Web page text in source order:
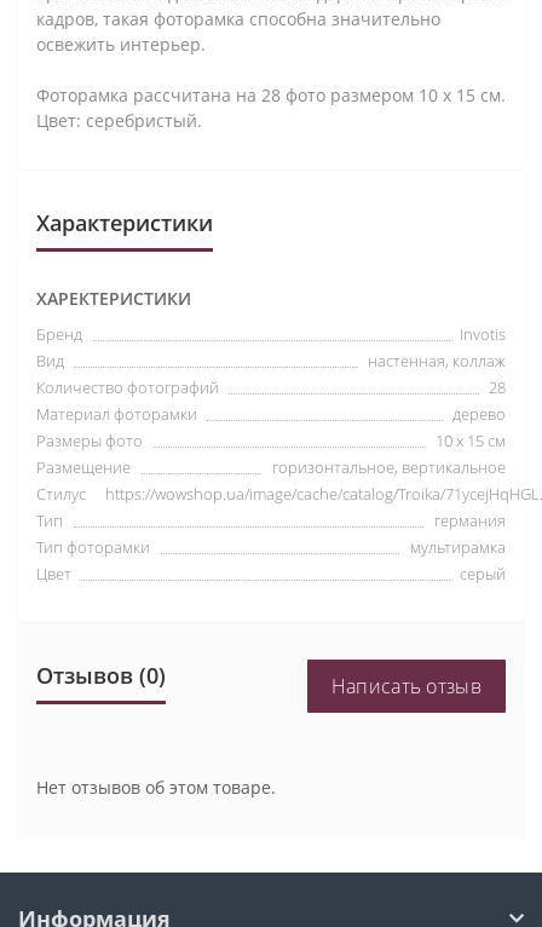
кадров, такая фоторамка способна значительно
освежить интерьер.
Фоторамка рассчитана на 28 фото размером 10 х 15 см.
Цвет: серебристый.
Характеристики
ХАРЕКТЕРИСТИКИ
Бренд
Invotis
Вид
настенная, коллаж
Количество фотографий
28
Материал фоторамки
дерево
Размеры фото
10 х 15 см
Размещение
горизонтальное, вертикальное
Стилус
https://wowshop.ua/image/cache/catalog/Troika/
Тип
германия
Тип фоторамки
мультирамка
Цвет
серый
Отзывов (0) Написать отзыв
Нет отзывов об этом товаре.
Информация